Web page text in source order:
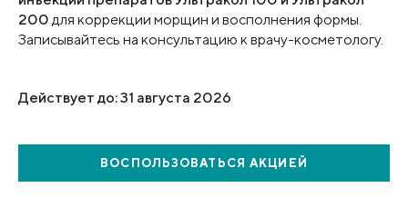
200для коррекции морщин и восполнения формы.
Записывайтесь на консультацию к врачу-косметологу.
Действует до: 31 августа 2026
ВОСПОЛЬЗОВАТЬСЯ АКЦИЕЙ